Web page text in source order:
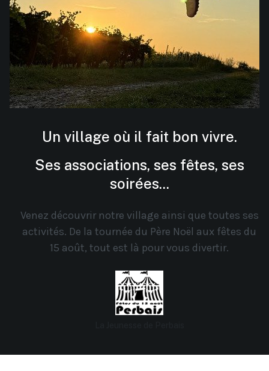
Un village où il fait bon vivre.
Ses associations, ses fêtes, ses
soirées...
Venez découvrir notre village ainsi que toutes ses
activités. De la tournée du Père Noël aux fêtes du
15 août, tout est là pour vous divertir.